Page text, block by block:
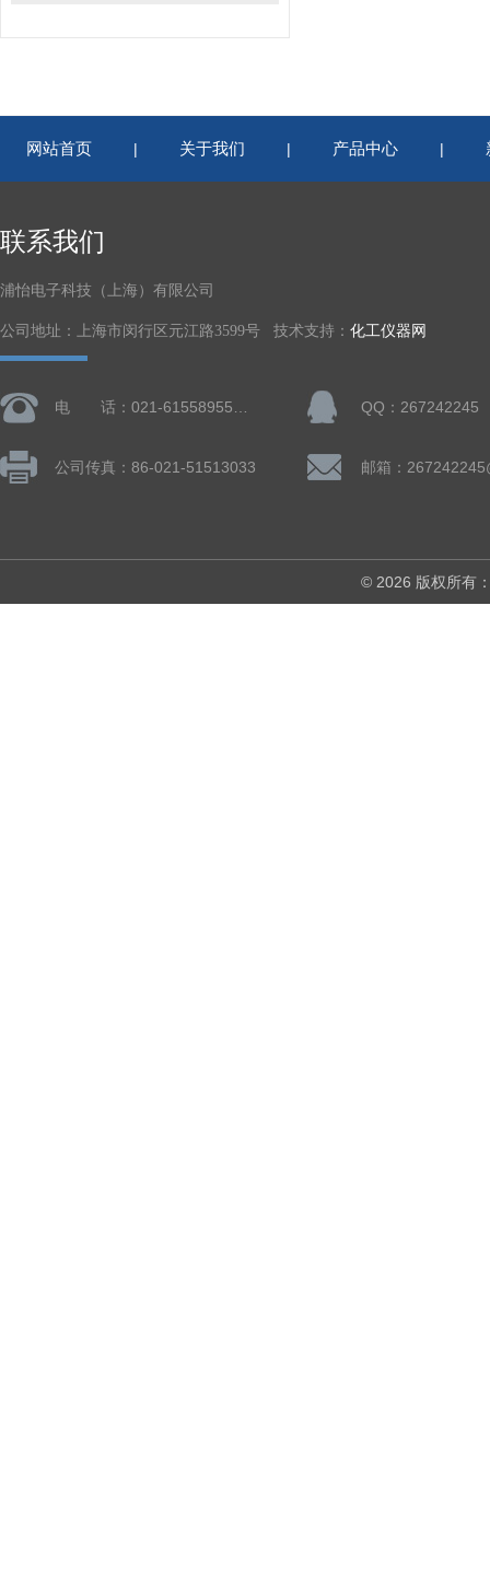
网站首页 | 关于我们 | 产品中心 |
联系我们
浦怡电子科技（上海）有限公司
公司地址：上海市闵行区元江路3599号 技术支持： 化工仪器网
QQ：267242245
公司传真：86-021-51513033 邮箱：
© 2026 版权所有